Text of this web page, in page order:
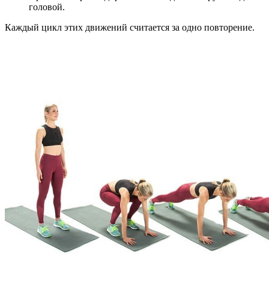
головой.
Каждый цикл этих движений считается за одно повторение.